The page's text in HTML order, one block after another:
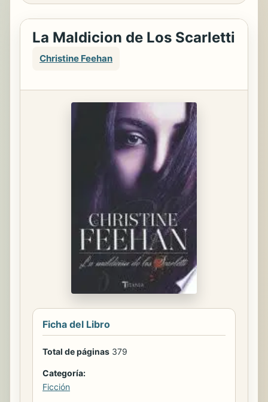
La Maldicion de Los Scarletti
Christine Feehan
Ficha del Libro
Total de páginas 379
Categoría:
Ficción